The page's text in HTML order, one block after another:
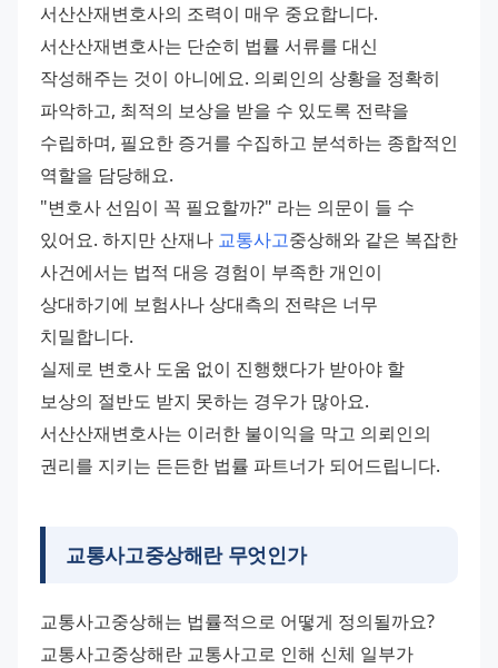
서산산재변호사의 조력이 매우 중요합니다.
서산산재변호사는 단순히 법률 서류를 대신
작성해주는 것이 아니에요. 의뢰인의 상황을 정확히
파악하고, 최적의 보상을 받을 수 있도록 전략을
수립하며, 필요한 증거를 수집하고 분석하는 종합적인
역할을 담당해요.
"변호사 선임이 꼭 필요할까?" 라는 의문이 들 수
있어요. 하지만 산재나 교통사고중상해와 같은 복잡한
사건에서는 법적 대응 경험이 부족한 개인이
상대하기에 보험사나 상대측의 전략은 너무
치밀합니다.
실제로 변호사 도움 없이 진행했다가 받아야 할
보상의 절반도 받지 못하는 경우가 많아요.
서산산재변호사는 이러한 불이익을 막고 의뢰인의
권리를 지키는 든든한 법률 파트너가 되어드립니다.
교통사고중상해란 무엇인가
교통사고중상해는 법률적으로 어떻게 정의될까요?
교통사고중상해란 교통사고로 인해 신체 일부가